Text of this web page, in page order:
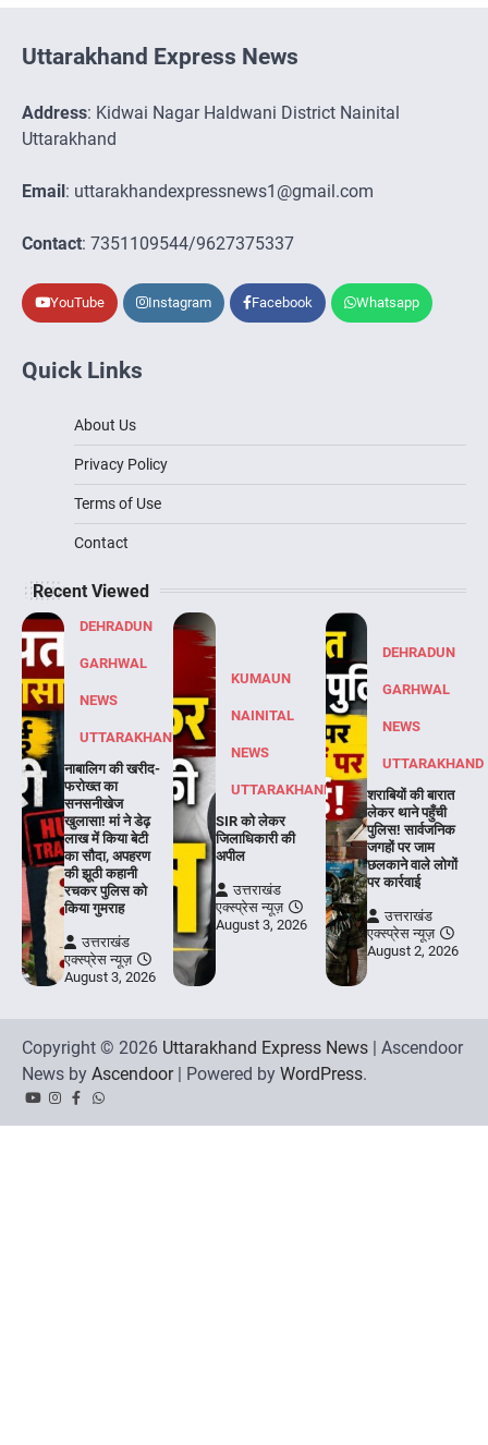
Uttarakhand Express News
Address: Kidwai Nagar Haldwani District Nainital
Uttarakhand
Email: uttarakhandexpressnews1@gmail.com
Contact: 7351109544/9627375337
YouTube Instagram Facebook Whatsapp
Quick Links
About Us
Privacy Policy
Terms of Use
Contact
Recent Viewed
DEHRADUN
GARHWAL
NEWS
UTTARAKHAND
नाबालिग की खरीद-
फरोख्त का
सनसनीखेज
खुलासा! मां ने डेढ़
लाख में किया बेटी
का सौदा, अपहरण
की झूठी कहानी
रचकर पुलिस को
किया गुमराह
उत्तराखंड
एक्स्प्रेस न्यूज़
August 3, 2026
KUMAUN
NAINITAL
NEWS
UTTARAKHAND
SIR को लेकर
जिलाधिकारी की
अपील
उत्तराखंड
एक्स्प्रेस न्यूज़
August 3, 2026
DEHRADUN
GARHWAL
NEWS
UTTARAKHAND
शराबियों की बारात
लेकर थाने पहुँची
पुलिस! सार्वजनिक
जगहों पर जाम
छलकाने वाले लोगों
पर कार्रवाई
उत्तराखंड
एक्स्प्रेस न्यूज़
August 2, 2026
Copyright © 2026 Uttarakhand Express News | Ascendoor
News by Ascendoor| Powered by WordPress.
YouTubeInstagram
Facebook
Whatsapp